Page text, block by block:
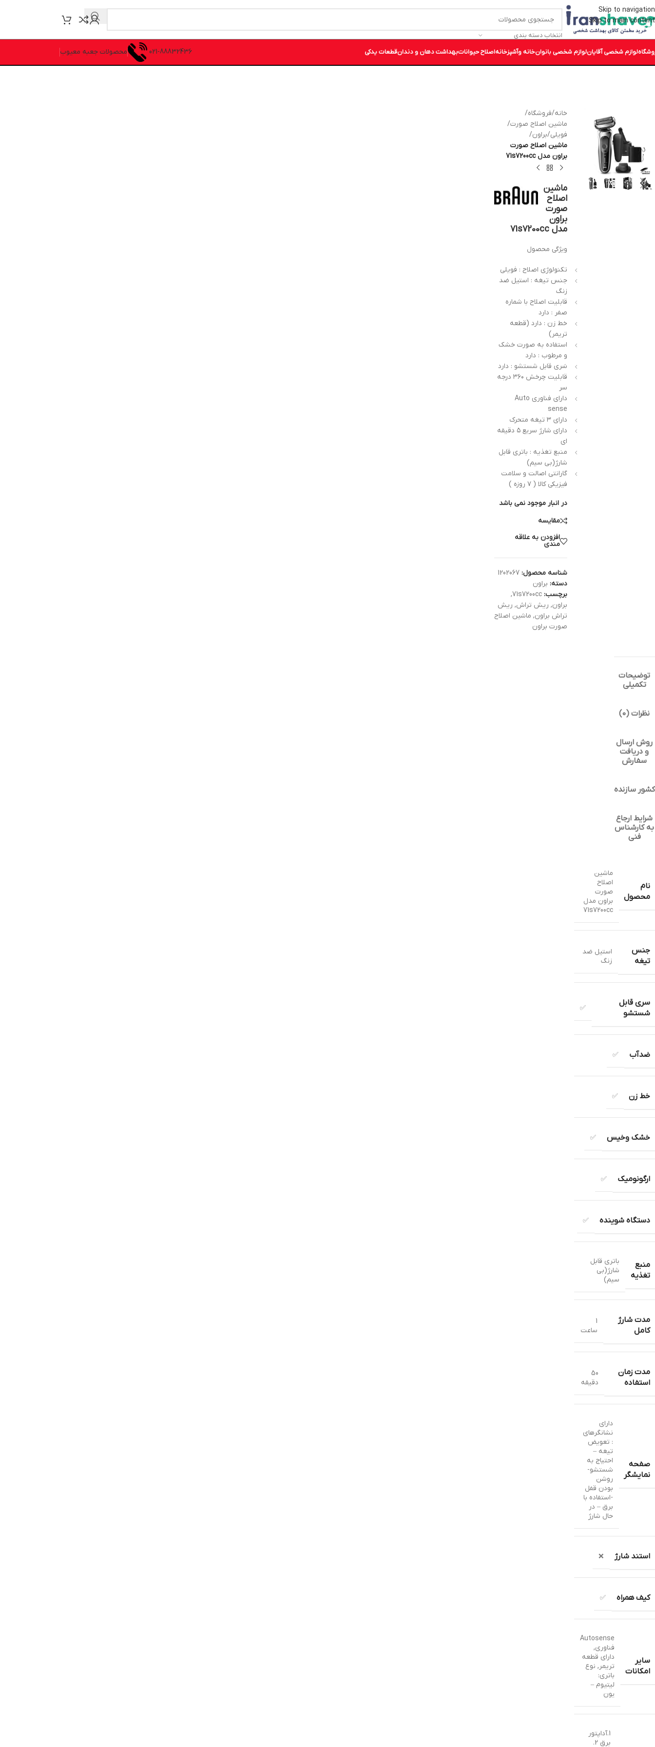
Skip to navigation
Skip to main content
انتخاب دسته بندی
لوازم شخصی آقایانلوازم شخصی بانوانخانه وآشپزخانهاصلاح حیواناتبهداشت دهان و دندانقطعات یدکی 021-88832436 محصولات جعبه معیوب
خانه/فروشگاه/
ماشین اصلاح صورت/
فویلی/براون/
ماشین اصلاح صورت
براون مدل 71s7200cc
ماشین
اصلاح
صورت
براون
مدل 71s7200cc
ویژگی محصول
تکنولوژی اصلاح : فویلی
جنس تیغه : استیل ضد
زنگ
قابلیت اصلاح با شماره
صفر : دارد
خط زن : دارد (قطعه
تریمر)
استفاده به صورت خشک
و مرطوب : دارد
سَری قابل شستشو : دارد
قابلیت چرخش ۳۶۰ درجه
سر
دارای فناوری Auto
sense
دارای ۳ تیغه متحرک
دارای شارژ سریع ۵ دقیقه
ای
منبع تغذیه : باتری قابل
شارژ(بی سیم)
گارانتی اصالت و سلامت
فیزیکی کالا ( ۷ روزه )
در انبار موجود نمی باشد
مقایسه
افزودن به علاقه
مندی
شناسه محصول: 1202067
دسته: براون
برچسب: 71s7200cc
,
براون, ریش تراش, ریش
تراش براون, ماشین اصلاح
صورت براون
توضیحات
تکمیلی
نظرات (0)
روش ارسال
و دریافت
سفارش
کشور سازنده
شرایط ارجاع
به کارشناس
فنی
نام
محصول
ماشین
اصلاح
صورت
براون مدل
71s7200cc
جنس
تیغه
استيل ضد
زنگ
سری قابل
شستشو
✅
ضدآب ✅
خط زن ✅
خشک وخیس ✅
ارگونومیک ✅
دستگاه شوینده ✅
منبع
تغذیه
باتری قابل
شارژ(بی
سیم)
مدت شارژ
کامل
1
ساعت
مدت زمان
استفاده
50
دقیقه
صفحه
نمایشگر
دارای
نشانگرهای
: تعویض
تیغه –
احتیاج به
شستشو-
روشن
بودن قفل
-استفاده با
برق – در
حال شارژ
استند شارژ ❌
کیف همراه ✅
سایر
امکانات
Autosense
فناوری,
دارای قطعه
تریمر, نوع
باتری:
لیتیوم –
یون
1.آداپتور
برق 2.